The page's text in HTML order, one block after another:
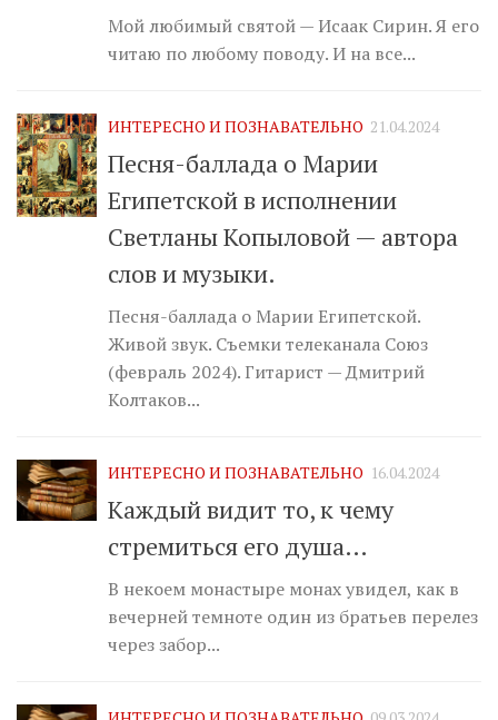
Мой любимый святой — Исаак Сирин. Я его
читаю по любому поводу. И на все...
ИНТЕРЕСНО И ПОЗНАВАТЕЛЬНО 21.04.2024
Песня-баллада о Марии
Египетской в исполнении
Светланы Копыловой — автора
слов и музыки.
Песня-баллада о Марии Египетской.
Живой звук. Съемки телеканала Союз
(февраль 2024). Гитарист — Дмитрий
Колтаков...
ИНТЕРЕСНО И ПОЗНАВАТЕЛЬНО 16.04.2024
Каждый видит то, к чему
стремиться его душа…
В некоем монастыре монах увидел, как в
вечерней темноте один из братьев перелез
через забор...